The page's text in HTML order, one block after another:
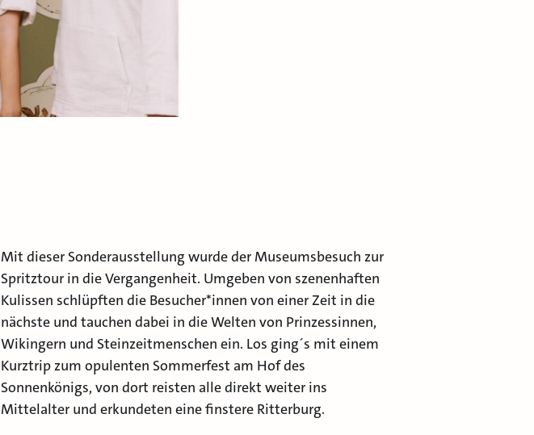
Mit dieser Sonderausstellung wurde der Museumsbesuch zur
Spritztour in die Vergangenheit. Umgeben von szenenhaften
Kulissen schlüpften die Besucher*innen von einer Zeit in die
nächste und tauchen dabei in die Welten von Prinzessinnen,
Wikingern und Steinzeitmenschen ein. Los ging´s mit einem
Kurztrip zum opulenten Sommerfest am Hof des
Sonnenkönigs, von dort reisten alle direkt weiter ins
Mittelalter und erkundeten eine finstere Ritterburg.